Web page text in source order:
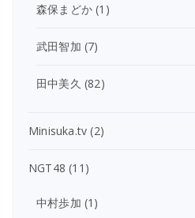
森保まどか (1)
武田智加 (7)
田中美久 (82)
Minisuka.tv (2)
NGT48 (11)
中村歩加 (1)